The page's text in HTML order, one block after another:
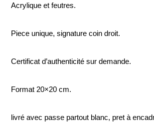
Acrylique et feutres.
Piece unique, signature coin droit.
Certificat d’authenticité sur demande.
Format 20×20 cm.
livré avec passe partout blanc, pret à